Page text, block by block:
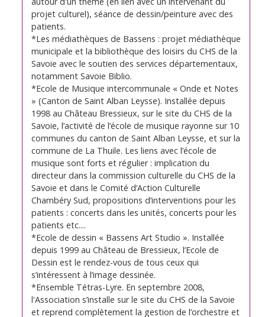
projet culturel), séance de dessin/peinture avec des
patients.
*Les médiathèques de Bassens : projet médiathèque
municipale et la bibliothèque des loisirs du CHS de la
Savoie avec le soutien des services départementaux,
notamment Savoie Biblio.
*Ecole de Musique intercommunale « Onde et Notes
» (Canton de Saint Alban Leysse). Installée depuis
1998 au Château Bressieux, sur le site du CHS de la
Savoie, l’activité de l’école de musique rayonne sur 10
communes du canton de Saint Alban Leysse, et sur la
commune de La Thuile. Les liens avec l’école de
musique sont forts et régulier : implication du
directeur dans la commission culturelle du CHS de la
Savoie et dans le Comité d’Action Culturelle
Chambéry Sud, propositions d’interventions pour les
patients : concerts dans les unités, concerts pour les
patients etc....
*Ecole de dessin « Bassens Art Studio ». Installée
depuis 1999 au Château de Bressieux, l’Ecole de
Dessin est le rendez-vous de tous ceux qui
s’intéressent à l’image dessinée.
*Ensemble Tétras-Lyre. En septembre 2008,
l'Association s’installe sur le site du CHS de la Savoie
et reprend complètement la gestion de l’orchestre et